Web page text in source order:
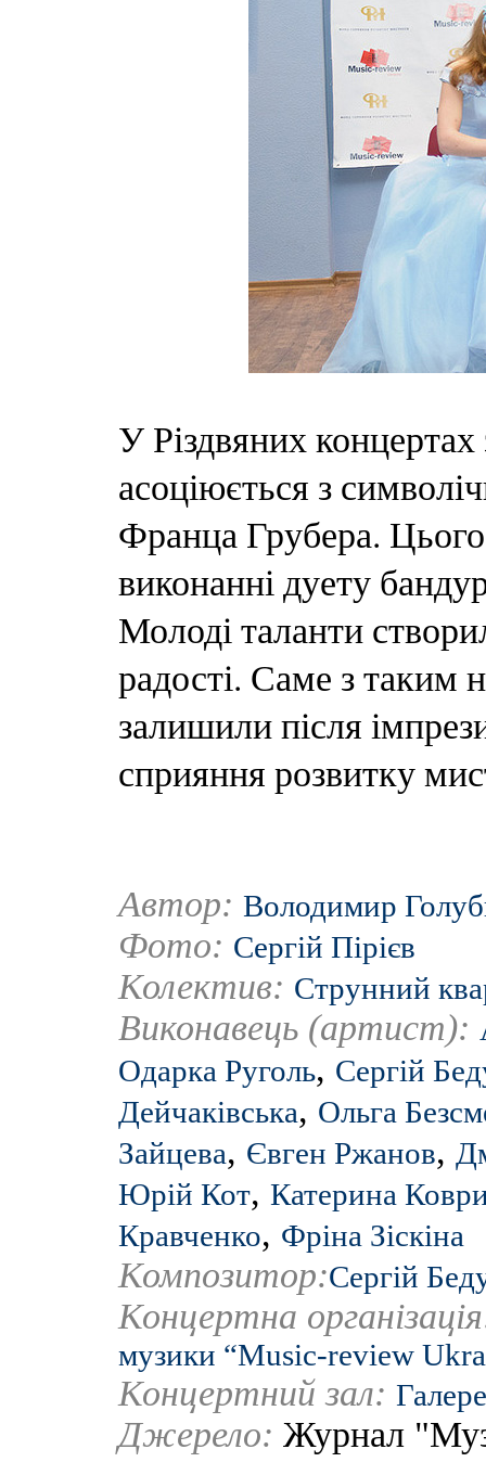
У Різдвяних
асоціюється з
Франца Грубера.
виконанні дуету
Молоді таланти
радості. Саме з таким
залишили після
сприяння розвитку
Автор: Володимир
Фото: Сергій Пірієв
Колектив: Струнний
Виконавець (артист):
Одарка Руголь, Сергій
Дейчаківська, Ольга
Зайцева, Євген Ржанов,
Юрій Кот, Катерина
Кравченко, Фріна Зіскіна
Композитор:Сергій
Концертна
музики “Music-review
Концертний зал:
Джерело: Журнал